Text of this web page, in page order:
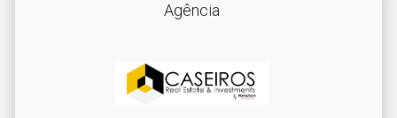
Agência